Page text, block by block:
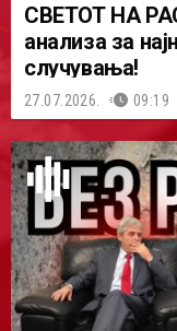
СВЕТОТ НА
анализа за
случувања!
27.07.2026. 09:19